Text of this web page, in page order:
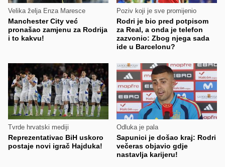
Velika želja Enza Maresce
Manchester City već
pronašao zamjenu za Rodrija
i to kakvu!
Poziv koji je sve promijenio
Rodri je bio pred potpisom
za Real, a onda je telefon
zazvonio: Zbog njega sada
ide u Barcelonu?
Tvrde hrvatski mediji
Reprezentativac BiH uskoro
postaje novi igrač Hajduka!
Odluka je pala
Sapunici je došao kraj: Rodri
večeras objavio gdje
nastavlja karijeru!